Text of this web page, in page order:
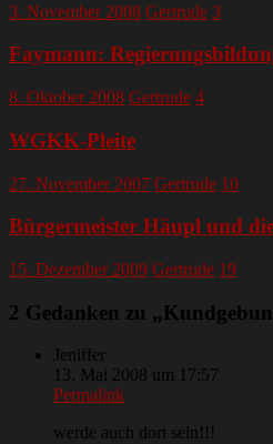
3. November 2008 Gertrude 3
Faymann:
8. Oktober 2008 Gertrude 4
WGKK-Pleite
27. November 2007 Gertrude 10
Bürgermeister Häupl und
15. Dezember 2009 Gertrude 19
2 Gedanken zu „
Jeniffer
13. Mai 2008 um 17:57
Permalink
werde auch dort sein!!!